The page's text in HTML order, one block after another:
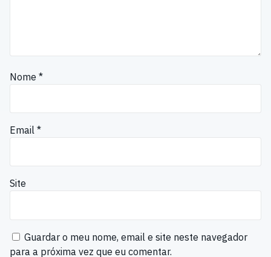
Nome *
Email *
Site
Guardar o meu nome, email e site neste navegador
para a próxima vez que eu comentar.